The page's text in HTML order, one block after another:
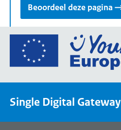
Beoordeel deze pagina
Single Digital Gateway